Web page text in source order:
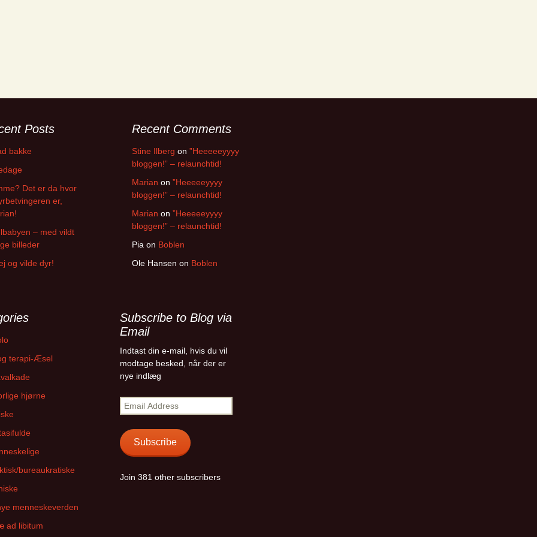
Posts
bakke
Det er da hvor
er,
– med vildt
billeder
og vilde dyr!
Recent Comments
Stine Ilberg on ”Heeeeeyyyy
bloggen!” – relaunchtid!
Marian on ”Heeeeeyyyy
bloggen!” – relaunchtid!
Marian on ”Heeeeeyyyy
bloggen!” – relaunchtid!
Pia on Boblen
Ole Hansen on Boblen
terapi-Æsel
hjørne
bureaukratiske
menneskeverden
ad libitum
Subscribe to Blog via
Email
Indtast din e-mail, hvis du vil
modtage besked, når der er
nye indlæg
E
m
i
d
Subscribe
Join 381 other subscribers